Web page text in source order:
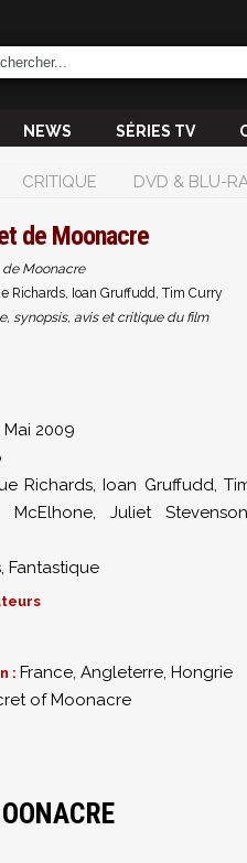
NEWS SÉRIES TV
CRITIQUE DVD & BLU-
de Moonacre
de Moonacre
Richards, Ioan Gruffudd, Tim Curry
synopsis, avis et critique du film
Mai 2009
Richards,Ioan Gruffudd,
McElhone, Juliet Stevenson
, Fantastique
: France, Angleterre, Hongrie
of Moonacre